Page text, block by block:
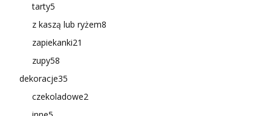
tarty5
z kaszą lub ryżem8
zapiekanki21
zupy58
dekoracje35
czekoladowe2